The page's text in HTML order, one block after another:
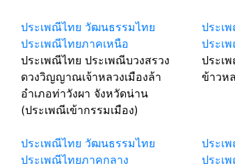
ประเพณีไทย วัฒนธรรมไทย
ประเพณีไทยภาคเหนือ
ประเพณีไทย ประเพณีบวงสรวง
ดวงวิญญาณเจ้าหลวงเมืองล้า
อำเภอท่าวังผา จังหวัดน่าน
(ประเพณีเข้ากรรมเมือง)
ประเ
ประเ
ประเ
ข้าวห
ประเพณีไทย วัฒนธรรมไทย
ประเพณีไทยภาคกลาง
ประเ
ประเ